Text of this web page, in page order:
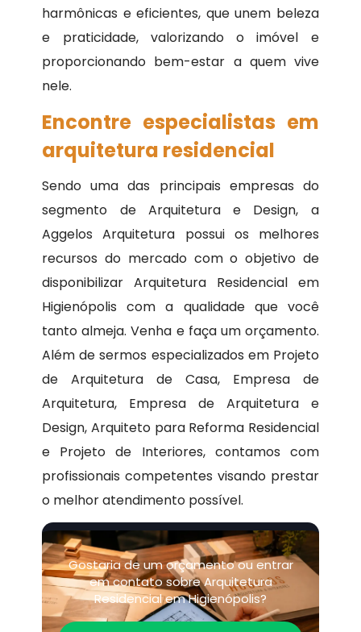
harmônicas e eficientes, que unem beleza
e praticidade, valorizando o imóvel e
proporcionando bem-estar a quem vive
nele.
Encontre especialistas em
arquitetura residencial
Sendo uma das principais empresas do
segmento de Arquitetura e Design, a
Aggelos Arquitetura possui os melhores
recursos do mercado com o objetivo de
disponibilizar Arquitetura Residencial em
Higienópolis com a qualidade que você
tanto almeja. Venha e faça um orçamento.
Além de sermos especializados em Projeto
de Arquitetura de Casa, Empresa de
Arquitetura, Empresa de Arquitetura e
Design, Arquiteto para Reforma Residencial
e Projeto de Interiores, contamos com
profissionais competentes visando prestar
o melhor atendimento possível.
Gostaria de um orçamento ou entrar
em contato sobre Arquitetura
Residencial em Higienópolis?